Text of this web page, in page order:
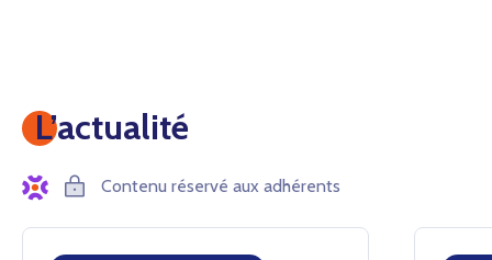
L’actualité
Contenu réservé aux adhérents